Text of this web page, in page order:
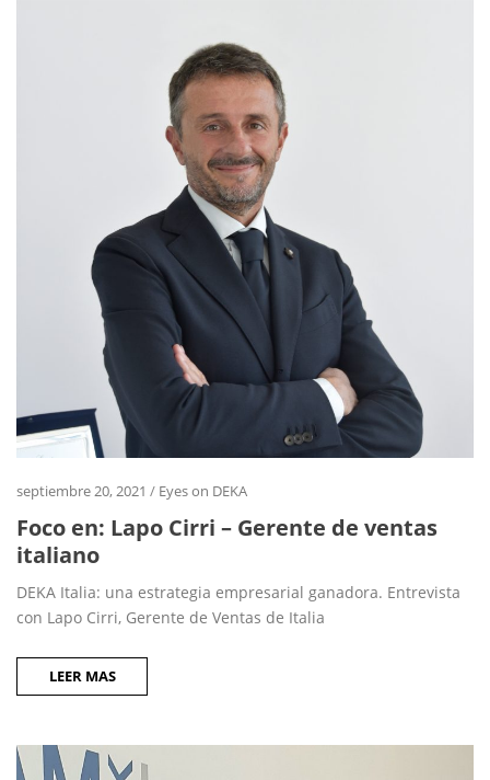
septiembre 20, 2021 / Eyes on DEKA
Foco en: Lapo Cirri – Gerente de ventas
italiano
DEKA Italia: una estrategia empresarial ganadora. Entrevista
con Lapo Cirri, Gerente de Ventas de Italia
LEER MAS